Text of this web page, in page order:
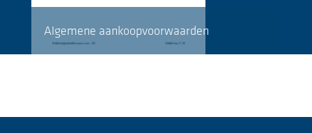
Algemene aankoopvoorwaarden